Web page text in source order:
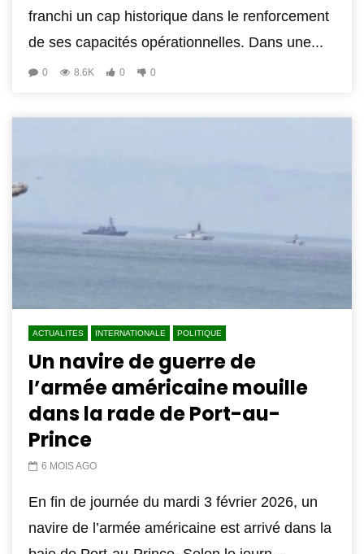
franchi un cap historique dans le renforcement
de ses capacités opérationnelles. Dans une...
0 8.6K 0 0
ACTUALITES INTERNATIONALE POLITIQUE
Un navire de guerre de
l’armée américaine mouille
dans la rade de Port-au-
Prince
6 MOIS AGO
En fin de journée du mardi 3 février 2026, un
navire de l’armée américaine est arrivé dans la